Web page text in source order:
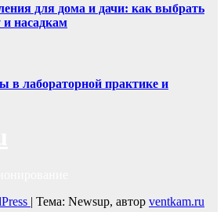
для дома и дачи: как выбрать
и насадкам
лабораторной практике и
| Тема: Newsup, автор ventkam.ru